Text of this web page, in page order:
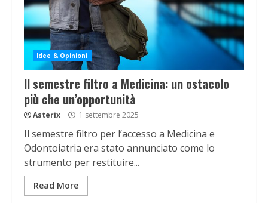
Idee & Opinioni
Il semestre filtro a Medicina: un ostacolo
più che un’opportunità
Asterix 1 settembre 2025
Il semestre filtro per l’accesso a Medicina e
Odontoiatria era stato annunciato come lo
strumento per restituire...
Read More